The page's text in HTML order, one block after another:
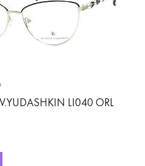
LI040 ORL